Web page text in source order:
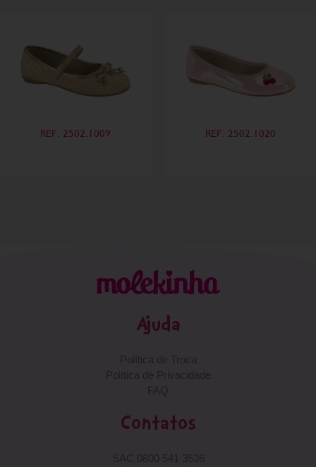
REF. 2502.1009 REF. 2502.1020
Ajuda
Contatos